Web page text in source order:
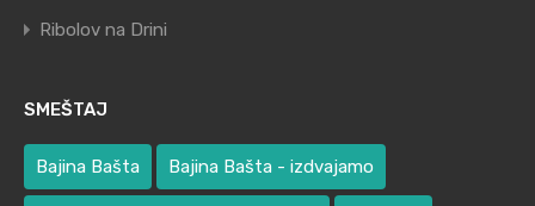
Ribolov na Drini
SMEŠTAJ
Bajina Bašta Bajina Bašta - izdvajamo